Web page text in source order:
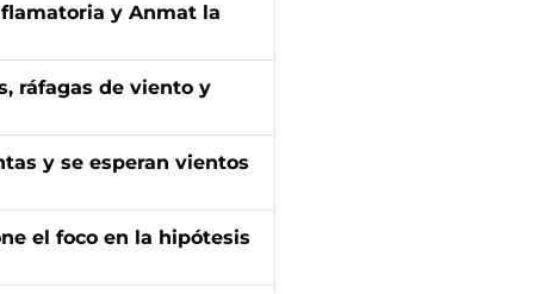
y Anmat la
ráfagas de viento y
y se esperan vientos
el foco en la hipótesis